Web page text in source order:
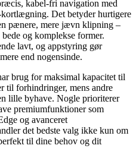
kabel-fri navigation med
Det betyder hurtigere
pænere, mere jævn klipning –
og komplekse former.
lavt, og appstyring gør
end nogensinde.
brug for maksimal kapacitet til
til forhindringer, mens andre
lille byhave. Nogle prioriterer
premiumfunktioner som
og avanceret
det bedste valg ikke kun om
til dine behov og dit